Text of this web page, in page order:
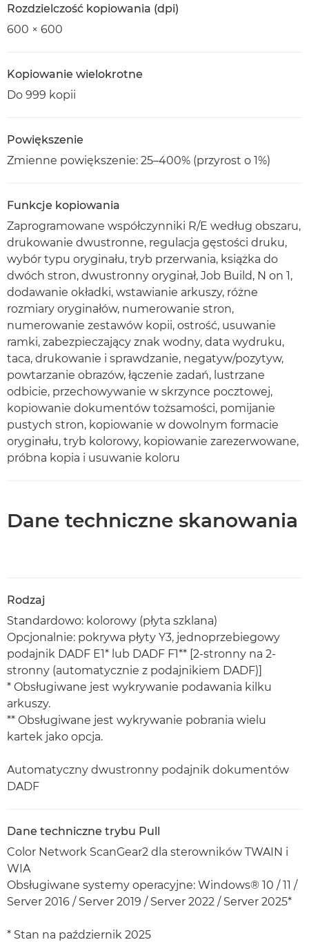
Rozdzielczość kopiowania (dpi)
600 × 600
Kopiowanie wielokrotne
Do 999 kopii
Powiększenie
Zmienne powiększenie: 25–400% (przyrost o 1%)
Funkcje kopiowania
Zaprogramowane współczynniki R/E według obszaru,
drukowanie dwustronne, regulacja gęstości druku,
wybór typu oryginału, tryb przerwania, książka do
dwóch stron, dwustronny oryginał, Job Build, N on 1,
dodawanie okładki, wstawianie arkuszy, różne
rozmiary oryginałów, numerowanie stron,
numerowanie zestawów kopii, ostrość, usuwanie
ramki, zabezpieczający znak wodny, data wydruku,
taca, drukowanie i sprawdzanie, negatyw/pozytyw,
powtarzanie obrazów, łączenie zadań, lustrzane
odbicie, przechowywanie w skrzynce pocztowej,
kopiowanie dokumentów tożsamości, pomijanie
pustych stron, kopiowanie w dowolnym formacie
oryginału, tryb kolorowy, kopiowanie zarezerwowane,
próbna kopia i usuwanie koloru
Dane techniczne skanowania
Rodzaj
Standardowo: kolorowy (płyta szklana)
Opcjonalnie: pokrywa płyty Y3, jednoprzebiegowy
podajnik DADF E1* lub DADF F1** [2-stronny na 2-
stronny (automatycznie z podajnikiem DADF)]
* Obsługiwane jest wykrywanie podawania kilku
arkuszy.
** Obsługiwane jest wykrywanie pobrania wielu
kartek jako opcja.
Automatyczny dwustronny podajnik dokumentów
DADF
Dane techniczne trybu Pull
Color Network ScanGear2 dla sterowników TWAIN i
WIA
Obsługiwane systemy operacyjne: Windows® 10 / 11 /
Server 2016 / Server 2019 / Server 2022 / Server 2025*
* Stan na październik 2025